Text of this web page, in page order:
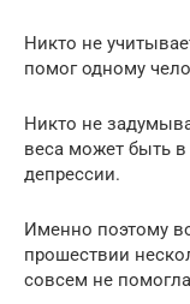
Никто не
помог одному
Никто не
веса может быть
депрессии.
Именно поэтому
прошествии
совсем не